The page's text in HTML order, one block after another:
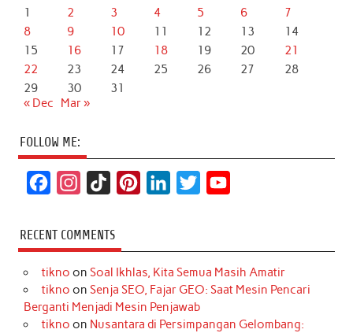
1 2 3 4 5 6
7
8
9 10 11 12 13
14
15
16 17 18 19 20
21
22
23 24 25 26 27
28
29
30
31
« Dec
Mar »
FOLLOW ME:
c
e
b
o
s
t
a
r
k
T
o
k
t
e
r
e
k
e
d
I
t
t
r
T
u
e
RECENT COMMENTS
tikno on Soal Ikhlas, Kita Semua Masih Amatir
tikno on Senja SEO, Fajar GEO: Saat Mesin Pencari
Berganti Menjadi Mesin Penjawab
tikno on Nusantara di Persimpangan Gelombang: